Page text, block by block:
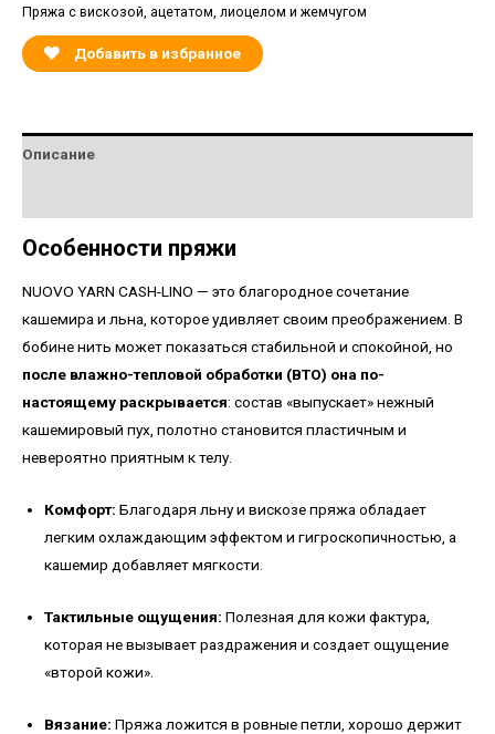
Пряжа с вискозой, ацетатом, лиоцелом и жемчугом
Добавить в избранное
Описание
Особенности пряжи
NUOVO YARN CASH-LINO — это благородное сочетание
кашемира и льна, которое удивляет своим преображением. В
бобине нить может показаться стабильной и спокойной, но
после влажно-тепловой обработки (ВТО) она по-
настоящему раскрывается: состав «выпускает» нежный
кашемировый пух, полотно становится пластичным и
невероятно приятным к телу.
Комфорт: Благодаря льну и вискозе пряжа обладает
легким охлаждающим эффектом и гигроскопичностью, а
кашемир добавляет мягкости.
Тактильные ощущения: Полезная для кожи фактура,
которая не вызывает раздражения и создает ощущение
«второй кожи».
Вязание: Пряжа ложится в ровные петли, хорошо держит